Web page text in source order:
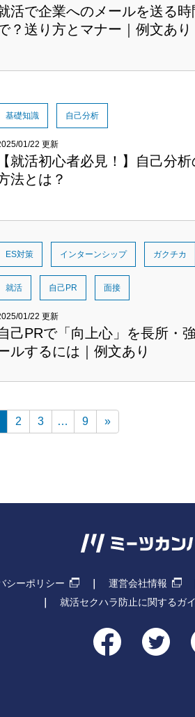
活で企業へのメールを送る時
？送り方とマナー｜例文あり
基礎知識 自己分析
01/22 更新
就活初心者必見！】自己分
法とは？
ES対策 インターンシップ ガクチカ
就活 自己PR 面接
01/22 更新
己PRで「向上心」を長所・
ルするには｜例文あり
2 3 … 9 »
シーポリシー 運営会社情報
就活セクハラ防止に関するガ